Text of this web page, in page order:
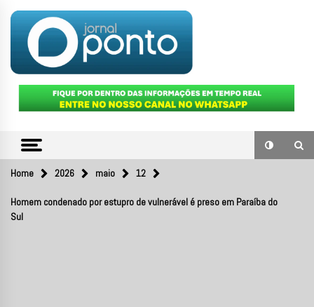
content
JORNAL
PONTO
Home 2026 maio 12
Homem condenado por estupro de vulnerável é preso em Paraíba do
Sul